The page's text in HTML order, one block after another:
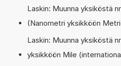
Laskin: Muunna yksiköstä
(Nanometri yksikköön
Laskin: Muunna yksiköstä
yksikköön Mile